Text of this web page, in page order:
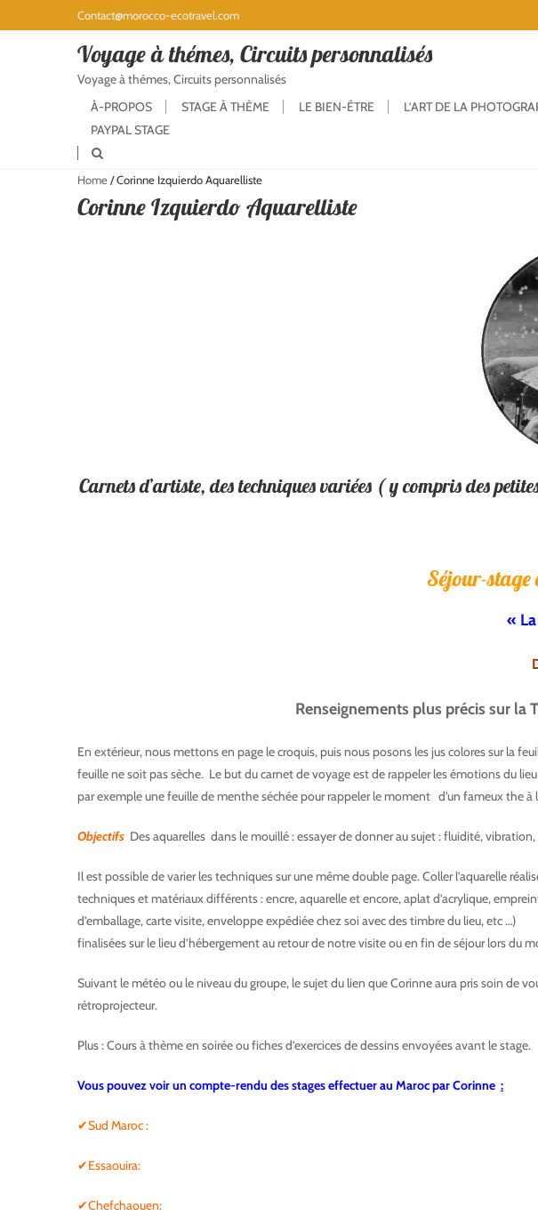
Contact@morocco-ecotravel.com
Voyage à thémes, Circuits personnalisés
Voyage à thémes, Circuits personnalisés
À-PROPOS
STAGE À THÈME LE BIEN-ÊTRE L’ART DE LA
PAYPAL STAGE
Home/Corinne Izquierdo Aquarelliste
Corinne Izquierdo Aquarelliste
Carnets d’artiste, des techniques variées ( y compris des
Séjour-
« La Palmeraie
Du 26 Mars au
Renseignements plus précis sur la
En extérieur, nous mettons en page le croquis, puis nous posons les jus colores sur la
feuille ne soit pas sèche. Le but du carnet de voyage est de rappeler les émotions du
par exemple une feuille de menthe séchée pour rappeler le moment d’un fameux the à
Objectifs Des aquarelles dans le mouillé : essayer de donner au sujet : fluidité,
Il est possible de varier les techniques sur une même double page. Coller l’aquarelle
techniques et matériaux différents : encre, aquarelle et encore, aplat d’acrylique,
d’emballage, carte visite, enveloppe expédiée chez soi avec des timbre du lieu, etc …)
finalisées sur le lieu d’hébergement au retour de notre visite ou en fin de séjour lors du
Suivant le météo ou le niveau du groupe, le sujet du lien que Corinne aura pris soin de
rétroprojecteur.
Plus : Cours à thème en soirée ou fiches d’exercices de dessins envoyées avant le stage.
Vous pouvez voir un compte-rendu des stages effectuer au Maroc par Corinne :
✔Sud Maroc :
✔Essaouira:
✔Chefchaouen: